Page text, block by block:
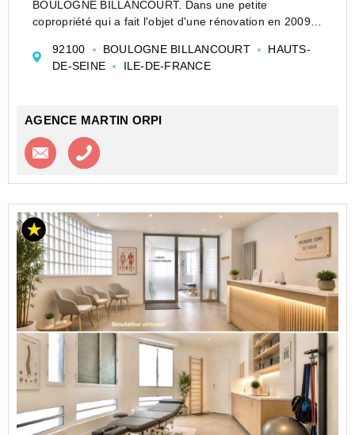
BOULOGNE BILLANCOURT. Dans une petite
copropriété qui a fait l'objet d'une rénovation en 2009
séduit par ce 2 pièce TRAVERSANT - CALME - SAN...
92100 BOULOGNE BILLANCOURT
HAUTS-
DE-SEINE
ILE-DE-FRANCE
AGENCE MARTIN ORPI
Contacter l'agence